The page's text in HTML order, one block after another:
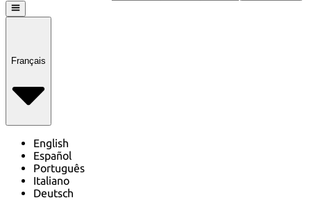
Français
English
Español
Português
Italiano
Deutsch